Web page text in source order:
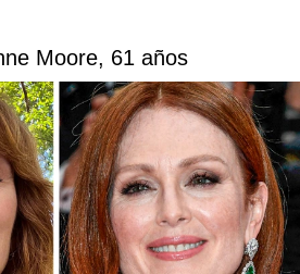
Moore, 61 años